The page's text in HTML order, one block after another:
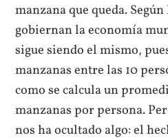
manzana que queda.
gobiernan la economía
sigue siendo el mismo,
manzanas entre las 10
como se calcula un
manzanas por persona.
nos ha ocultado algo: el